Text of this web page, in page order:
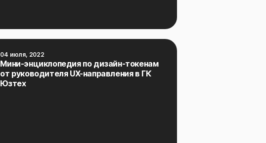
04 июля, 2022
Мини-энциклопедия по дизайн-токенам
от руководителя UX-направления в ГК
Юзтех